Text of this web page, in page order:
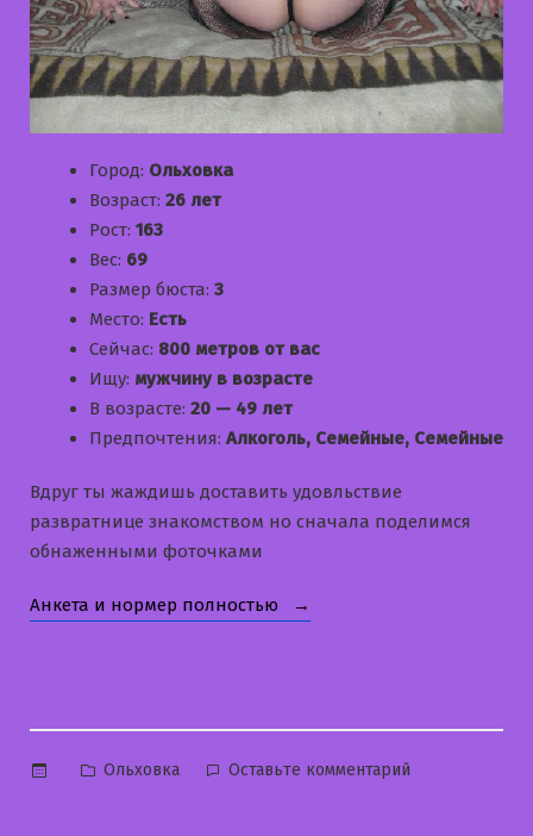
Город: Ольховка
Возраст: 26 лет
Рост: 163
Вес: 69
Размер бюста: 3
Место: Есть
Сейчас: 800 метров от вас
Ищу: мужчину в возрасте
В возрасте: 20 — 49 лет
Предпочтения: Алкоголь, Семейные, Семейные
Вдруг ты жаждишь доставить удовльствие
развратнице знакомством но сначала поделимся
обнаженными фоточками
Анкета и нормер полностью «Ленка»
Опубликовано
Ольховка Оставьте комментарий